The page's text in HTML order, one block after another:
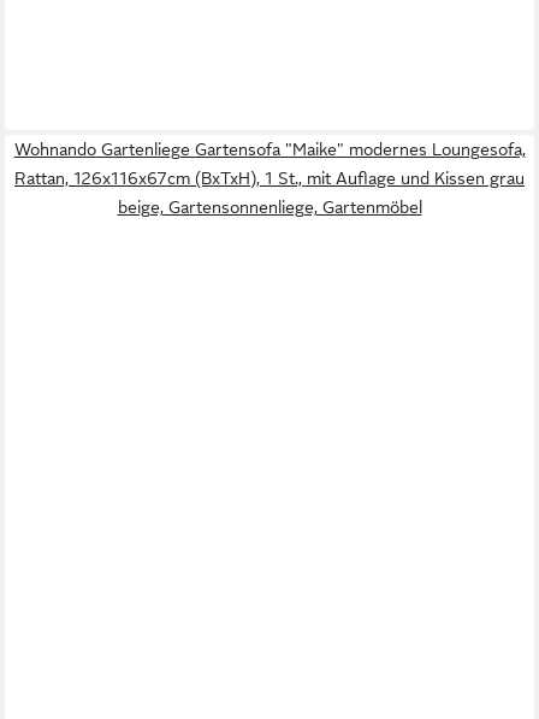
Wohnando Gartenliege Gartensofa "Maike" modernes Loungesofa,
Rattan, 126x116x67cm (BxTxH), 1 St., mit Auflage und Kissen grau
beige, Gartensonnenliege, Gartenmöbel